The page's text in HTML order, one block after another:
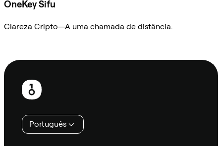
OneKey Sifu
Clareza Cripto—A uma chamada de distância.
Rodapé
Português